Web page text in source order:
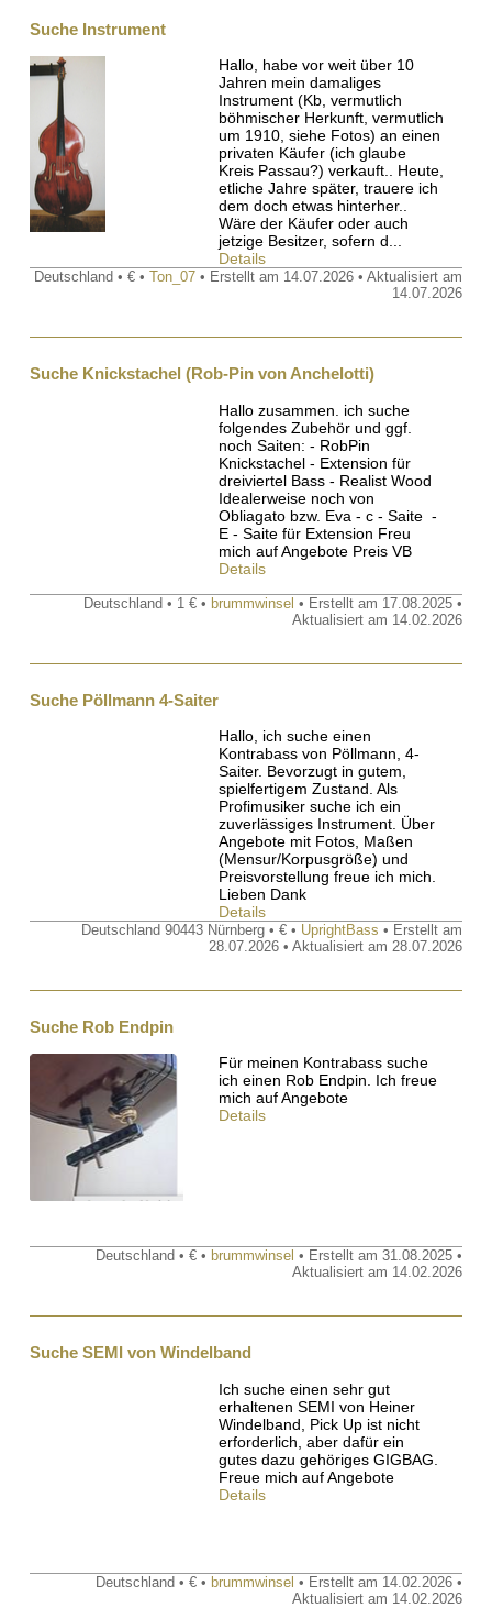
Suche Instrument
Hallo, habe vor weit über 10
Jahren mein damaliges
Instrument (Kb, vermutlich
böhmischer Herkunft, vermutlich
um 1910, siehe Fotos) an einen
privaten Käufer (ich glaube
Kreis Passau?) verkauft.. Heute,
etliche Jahre später, trauere ich
dem doch etwas hinterher..
Wäre der Käufer oder auch
jetzige Besitzer, sofern d...
Details
Deutschland • € • Ton_07 • Erstellt am 14.07.2026 • Aktualisiert am
14.07.2026
Suche Knickstachel (Rob-Pin von Anchelotti)
Hallo zusammen. ich suche
folgendes Zubehör und ggf.
noch Saiten: - RobPin
Knickstachel - Extension für
dreiviertel Bass - Realist Wood
Idealerweise noch von
Obliagato bzw. Eva - c - Saite -
E - Saite für Extension Freu
mich auf Angebote Preis VB
Details
Deutschland • 1 € • brummwinsel • Erstellt am 17.08.2025 •
Aktualisiert am 14.02.2026
Suche Pöllmann 4-Saiter
Hallo, ich suche einen
Kontrabass von Pöllmann, 4-
Saiter. Bevorzugt in gutem,
spielfertigem Zustand. Als
Profimusiker suche ich ein
zuverlässiges Instrument. Über
Angebote mit Fotos, Maßen
(Mensur/Korpusgröße) und
Preisvorstellung freue ich mich.
Lieben Dank
Details
Deutschland 90443 Nürnberg • € • UprightBass • Erstellt am
28.07.2026 • Aktualisiert am 28.07.2026
Suche Rob Endpin
Für meinen Kontrabass suche
ich einen Rob Endpin. Ich freue
mich auf Angebote
Details
Deutschland • € • brummwinsel • Erstellt am 31.08.2025 •
Aktualisiert am 14.02.2026
Suche SEMI von Windelband
Ich suche einen sehr gut
erhaltenen SEMI von Heiner
Windelband, Pick Up ist nicht
erforderlich, aber dafür ein
gutes dazu gehöriges GIGBAG.
Freue mich auf Angebote
Details
Deutschland • € • brummwinsel • Erstellt am 14.02.2026 •
Aktualisiert am 14.02.2026